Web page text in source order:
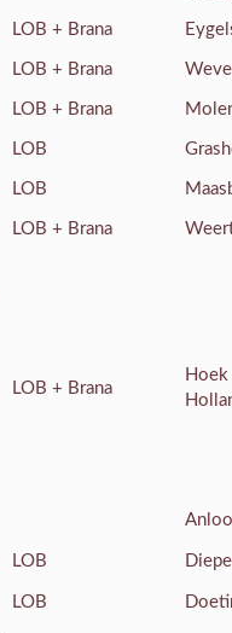
LOB + Brana
LOB + Brana
LOB + Brana
LOB
LOB
LOB + Brana
LOB + Brana
Hoek
Anloo
LOB
LOB